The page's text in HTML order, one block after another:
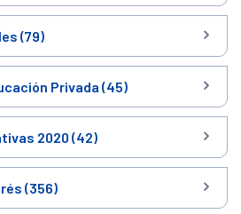
(79)
Privada (45)
2020 (42)
(356)